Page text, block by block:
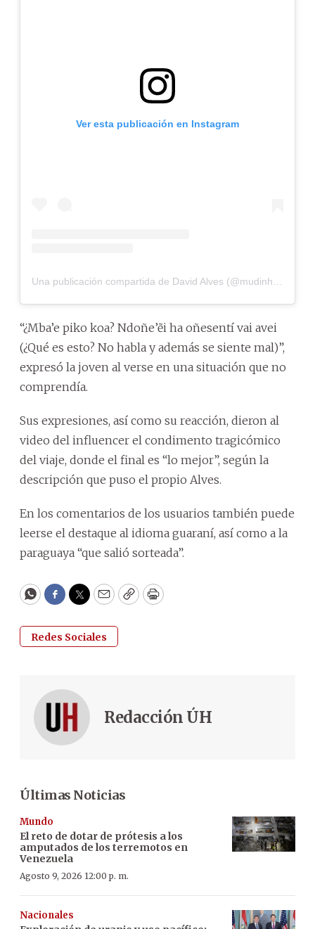
Ver esta publicación en Instagram
“¿Mba’e piko koa? Ndoñe’ẽi ha oñesentí vai avei
(¿Qué es esto? No habla y además se siente mal)”,
expresó la joven al verse en una situación que no
comprendía.
Sus expresiones, así como su reacción, dieron al
video del influencer el condimento tragicómico
del viaje, donde el final es “lo mejor”, según la
descripción que puso el propio Alves.
En los comentarios de los usuarios también puede
leerse el destaque al idioma guaraní, así como a la
paraguaya “que salió sorteada”.
WhatsApp
Facebook
Twitter
EmailCopyPrint
Redes Sociales
Redacción ÚH
Últimas Noticias
Mundo
El reto de dotar de prótesis a los
amputados de los terremotos en
Venezuela
Agosto 9, 2026 12:00 p. m.
Nacionales